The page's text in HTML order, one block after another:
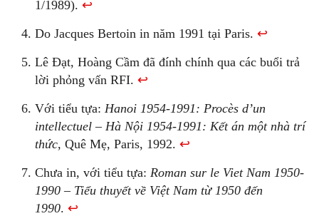
1/1989).↩
Do Jacques Bertoin in năm 1991 tại Paris.↩
Lê Đạt, Hoàng Cầm đã đính chính qua các buổi trả
lời phỏng vấn RFI.↩
Với tiểu tựa: Hanoi 1954-1991: Procès d’un
intellectuel – Hà Nội 1954-1991: Kết án một nhà trí
thức, Quê Mẹ, Paris, 1992.↩
Chưa in, với tiểu tựa: Roman sur le Viet Nam 1950-
1990 – Tiểu thuyết về Việt Nam từ 1950 đến
1990.↩